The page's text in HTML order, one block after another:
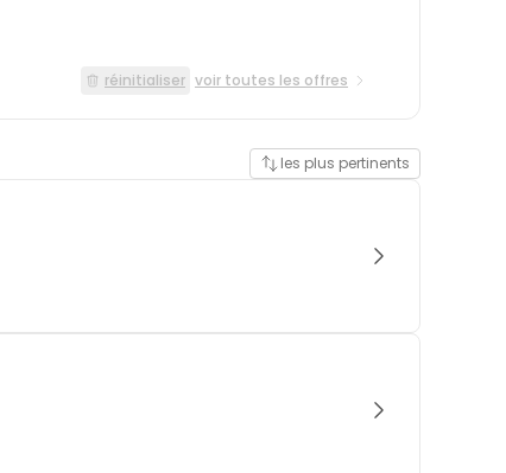
réinitialiser voir toutes les offres
les plus pertinents